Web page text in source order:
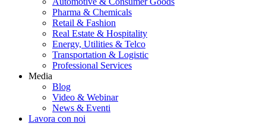
Pharma & Chemicals
Retail & Fashion
Real Estate & Hospitality
Energy, Utilities & Telco
Transportation & Logistic
Professional Services
Media
Blog
Video & Webinar
News & Eventi
Lavora con noi